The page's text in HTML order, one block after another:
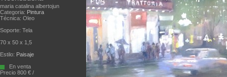
maria catalina albertojun
Categoria: Pintura
Técnica: Oleo
Soporte: Tela
70 x 50 x 1,5
Estilo: Paisaje
En venta
Precio 800 € /